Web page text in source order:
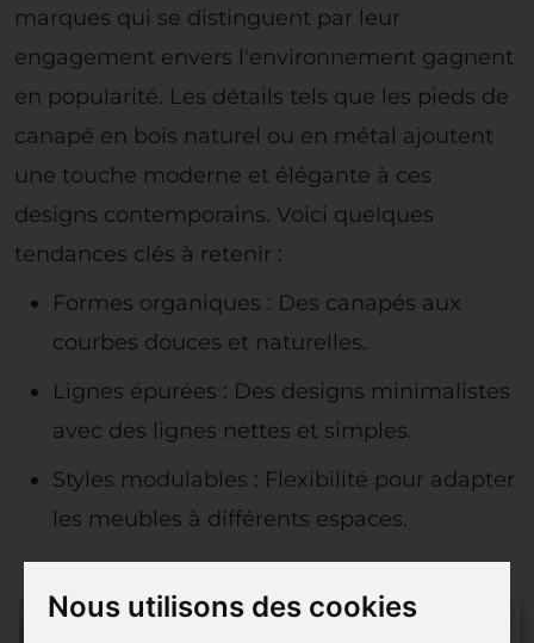
Nous utilisons des cookies
marques qui se distinguent par leur
engagement envers l'environnement gagnent
en popularité. Les détails tels que les pieds de
canapé en bois naturel ou en métal ajoutent
une touche moderne et élégante à ces
designs contemporains. Voici quelques
tendances clés à retenir :
Formes organiques : Des canapés aux
courbes douces et naturelles.
Lignes épurées : Des designs minimalistes
avec des lignes nettes et simples.
Styles modulables : Flexibilité pour adapter
les meubles à différents espaces.